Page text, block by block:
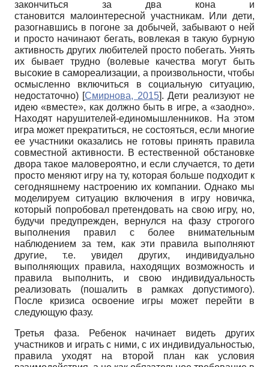
закончиться за два кона и
становится малоинтересной участникам. Или дети,
разогнавшись в погоне за добычей, забывают о ней
и просто начинают бегать, вовлекая в такую бурную
активность других любителей просто побегать. Унять
их бывает трудно (волевые качества могут быть
высокие в самореализации, а произвольности, чтобы
осмысленно включиться в социальную ситуацию,
недостаточно) [Смирнова, 2015]. Дети реализуют не
идею «вместе», как должно быть в игре, а «заодно».
Находят нарушителей-единомышленников. На этом
игра может прекратиться, не состояться, если многие
ее участники оказались не готовы принять правила
совместной активности. В естественной обстановке
двора такое маловероятно, и если случается, то дети
просто меняют игру на ту, которая больше подходит к
сегодняшнему настроению их компании. Однако мы
моделируем ситуацию включения в игру новичка,
который попробовал претендовать на свою игру, но,
будучи предупрежден, вернулся на фазу строгого
выполнения правил с более внимательным
наблюдением за тем, как эти правила выполняют
другие, т.е. увидел других, индивидуально
выполняющих правила, находящих возможность и
правила выполнить, и свою индивидуальность
реализовать (пошалить в рамках допустимого).
После кризиса освоение игры может перейти в
следующую фазу.
Третья фаза. Ребенок начинает видеть других
участников и играть с ними, с их индивидуальностью,
правила уходят на второй план как условия